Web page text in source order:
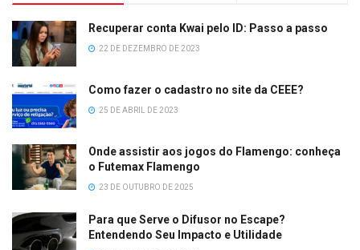
Recuperar conta Kwai pelo ID: Passo a passo
22 DE DEZEMBRO DE 2023
Como fazer o cadastro no site da CEEE?
25 DE ABRIL DE 2023
Onde assistir aos jogos do Flamengo: conheça
o Futemax Flamengo
23 DE OUTUBRO DE 2025
Para que Serve o Difusor no Escape?
Entendendo Seu Impacto e Utilidade